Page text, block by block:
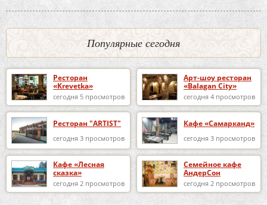
Популярные сегодня
Ресторан
«Krevetka»
сегодня 5 просмотров
Арт-шоу ресторан
«Balagan City»
сегодня 4 просмотров
Ресторан "ARTIST"
сегодня 3 просмотров
Кафе «Самарканд»
сегодня 3 просмотров
Кафе «Лесная
сказка»
сегодня 2 просмотров
Семейное кафе
АндерСон
сегодня 2 просмотров